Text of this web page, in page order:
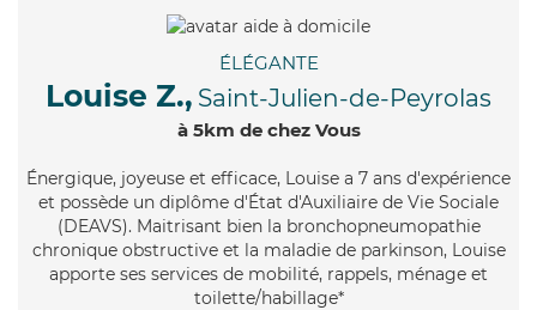
ÉLÉGANTE
Louise Z., Saint-Julien-de-Peyrolas
à 5km de chez Vous
Énergique, joyeuse et efficace, Louise a 7 ans d'expérience
et possède un diplôme d'État d'Auxiliaire de Vie Sociale
(DEAVS). Maitrisant bien la bronchopneumopathie
chronique obstructive et la maladie de parkinson, Louise
apporte ses services de mobilité, rappels, ménage et
toilette/habillage*